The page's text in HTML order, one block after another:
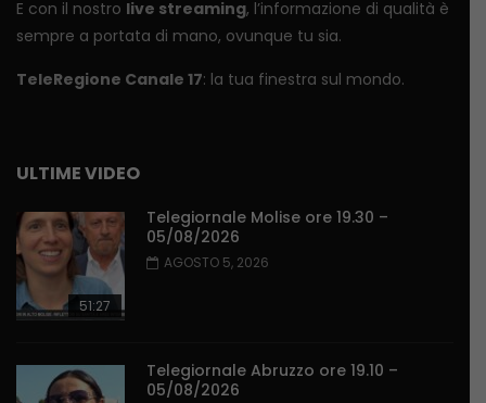
E con il nostro live streaming, l’informazione di qualità è
sempre a portata di mano, ovunque tu sia.
TeleRegione Canale 17: la tua finestra sul mondo.
ULTIME VIDEO
51:27
Telegiornale Molise ore 19.30 –
05/08/2026
AGOSTO 5, 2026
Telegiornale Abruzzo ore 19.10 –
05/08/2026